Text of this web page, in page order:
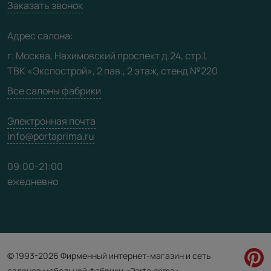
Юридическая информация
Карта сайта
Заказать звонок
Адрес салона:
г. Москва, Нахимовский проспект д.24, стр.1,
ТВК «Экспострой», 2 пав., 2 этаж, стенд №220
Все салоны фабрики
Электронная почта
info@portaprima.ru
09:00-21:00
ежедневно
© 1993-2026 Фирменный интернет-магазин и сеть